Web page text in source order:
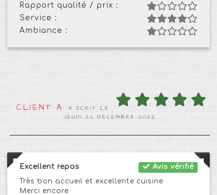
Rapport qualité / prix :
Service :
Ambiance :
CLIENT A
A ÉCRIT LE
JEUDI 22 DÉCEMBRE 2022
Avis vérifié
Excellent repas
Très bon accueil et excellente cuisine
Merci encore